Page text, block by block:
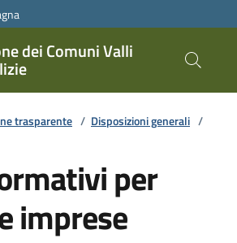
dei Comuni Valli
trasparente / Disposizioni generali /
per
imprese